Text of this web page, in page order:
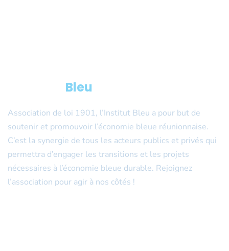
Bleu
Association de loi 1901, l’Institut Bleu a pour but de
soutenir et promouvoir l’économie bleue réunionnaise.
C’est la synergie de tous les acteurs publics et privés qui
permettra d’engager les transitions et les projets
nécessaires à l’économie bleue durable. Rejoignez
l’association pour agir à nos côtés !